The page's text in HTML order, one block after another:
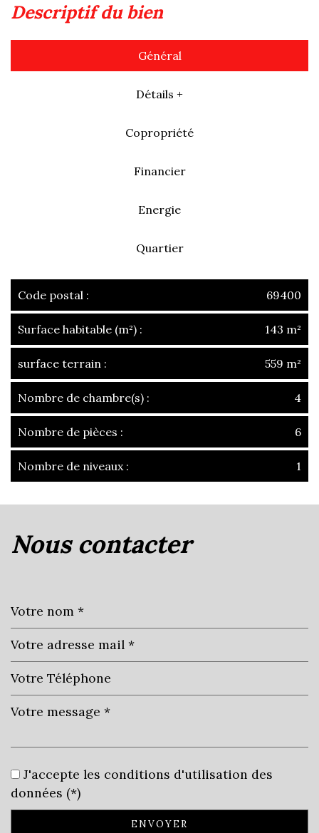
descriptif du bien
Général
Détails +
Copropriété
Financier
Energie
Quartier
Code postal : 69400
Surface habitable (m²) : 143 m²
surface terrain : 559 m²
Nombre de chambre(s) : 4
Nombre de pièces : 6
Nombre de niveaux : 1
Bar
Cinéma
nous contacter
J'accepte les conditions d'utilisation des
données (*)
ENVOYER